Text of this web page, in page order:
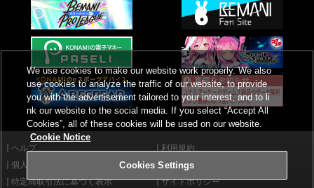
ヘルプ
利用規約
個人情報等保護方針
外部送信について
特定商取引法に基づく表示
サイトポリシー
We use cookies to make our website work properly. We also
use cookies to analyze the traffic of our website, to provide
you with the advertisement tailored to your interest, and to li
nk our website to the social media. If you select “Accept All
Cookies”, all of these cookies will be used on our website.
Cookie Notice
Cookies Settings